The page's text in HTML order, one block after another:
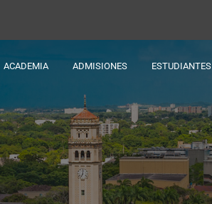
ACADEMIA ADMISIONES ESTUDIANTES